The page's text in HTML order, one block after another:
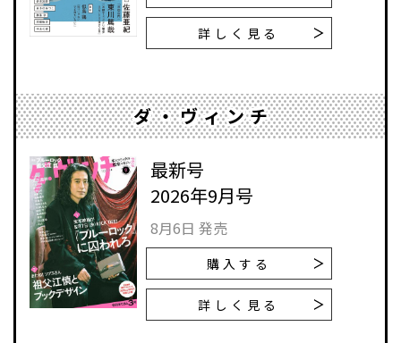
詳しく見る
ダ・ヴィンチ
最新号
2026年9月号
8月6日 発売
購入する
詳しく見る